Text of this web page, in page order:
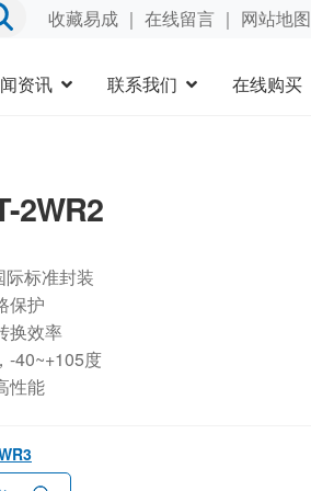
收藏易成｜ 在线留言｜ 网站地图
资讯 联系我们 在线购买
2WR2
标准封装
保护
换效率
-40~+105度
性能